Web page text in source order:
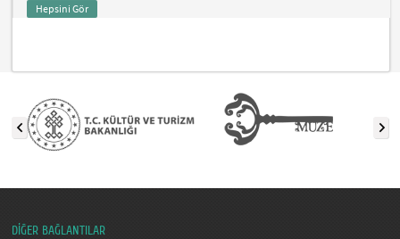
Hepsini Gör
DİĞER BAĞLANTILAR